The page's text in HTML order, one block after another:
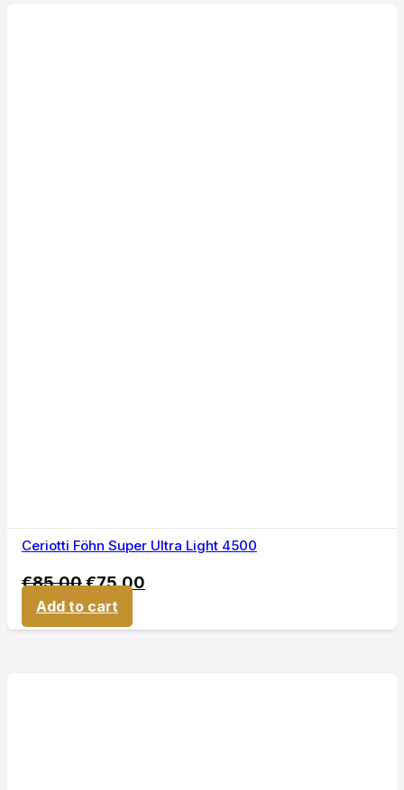
Ceriotti Föhn Super Ultra Light 4500
€85,00€75,00
Add to cart